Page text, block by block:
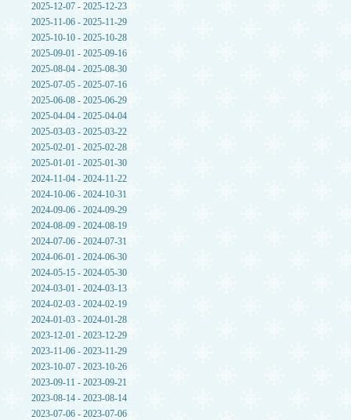
2025-12-07 - 2025-12-23
2025-11-06 - 2025-11-29
2025-10-10 - 2025-10-28
2025-09-01 - 2025-09-16
2025-08-04 - 2025-08-30
2025-07-05 - 2025-07-16
2025-06-08 - 2025-06-29
2025-04-04 - 2025-04-04
2025-03-03 - 2025-03-22
2025-02-01 - 2025-02-28
2025-01-01 - 2025-01-30
2024-11-04 - 2024-11-22
2024-10-06 - 2024-10-31
2024-09-06 - 2024-09-29
2024-08-09 - 2024-08-19
2024-07-06 - 2024-07-31
2024-06-01 - 2024-06-30
2024-05-15 - 2024-05-30
2024-03-01 - 2024-03-13
2024-02-03 - 2024-02-19
2024-01-03 - 2024-01-28
2023-12-01 - 2023-12-29
2023-11-06 - 2023-11-29
2023-10-07 - 2023-10-26
2023-09-11 - 2023-09-21
2023-08-14 - 2023-08-14
2023-07-06 - 2023-07-06